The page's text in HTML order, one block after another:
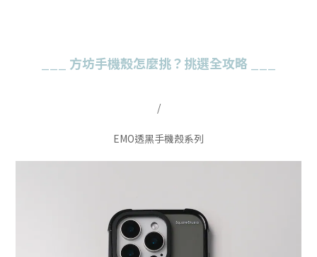
方坊手機殼怎麼挑？挑選全攻略
/
EMO透黑手機殼系列